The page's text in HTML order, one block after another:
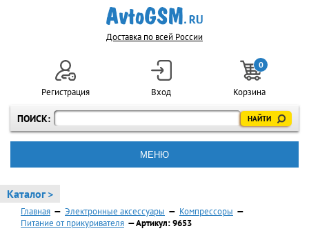
Доставка по всей России
ПОИСК:
Регистрация Вход
0
Корзина
МЕНЮ
Каталог >
Главная — Электронные аксессуары — Компрессоры —
Питание от прикуривателя — Артикул: 9653